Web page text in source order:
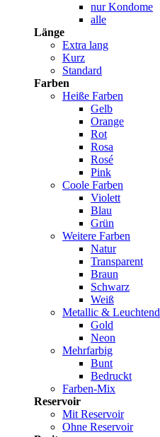
nur Kondome
alle
Länge
Extra lang
Kurz
Standard
Farben
Heiße Farben
Gelb
Orange
Rot
Rosa
Rosé
Pink
Coole Farben
Violett
Blau
Grün
Weitere Farben
Natur
Transparent
Braun
Schwarz
Weiß
Metallic & Leuchtend
Gold
Neon
Mehrfarbig
Bunt
Bedruckt
Farben-Mix
Reservoir
Mit Reservoir
Ohne Reservoir